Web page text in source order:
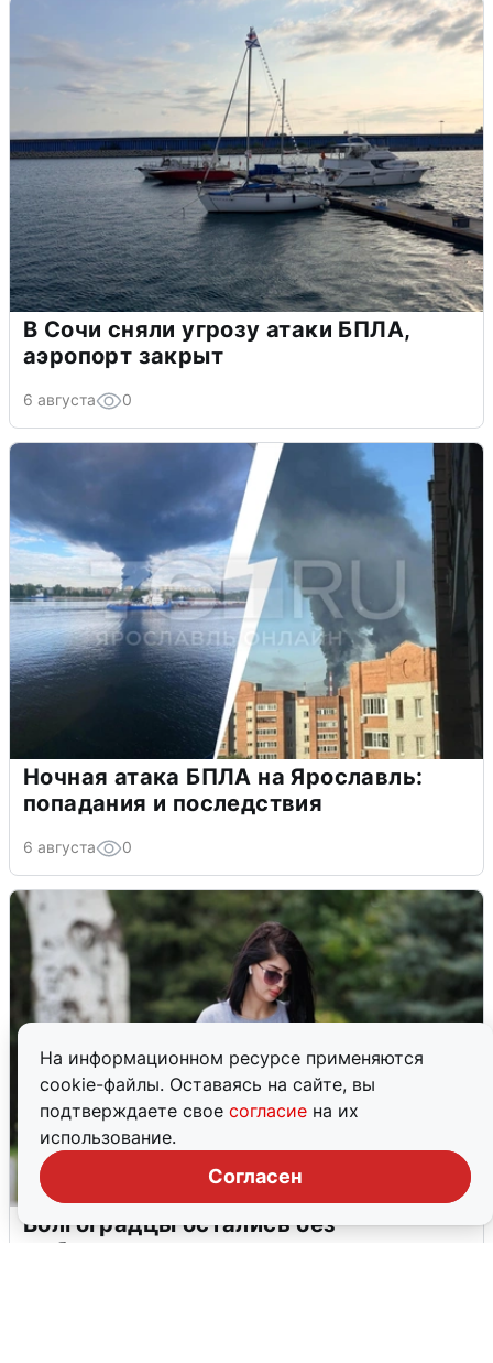
На информационном ресурсе применяются
cookie-файлы. Оставаясь на сайте, вы
подтверждаете свое согласие на их
использование.
Согласен
В Сочи сняли угрозу атаки БПЛА,
аэропорт закрыт
6 августа 0
Ночная атака БПЛА на Ярославль:
попадания и последствия
6 августа 0
Волгоградцы остались без
мобильного интернета